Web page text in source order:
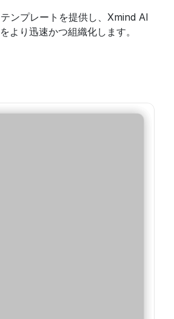
ンプレートを提供し、Xmind AI
り迅速かつ組織化します。